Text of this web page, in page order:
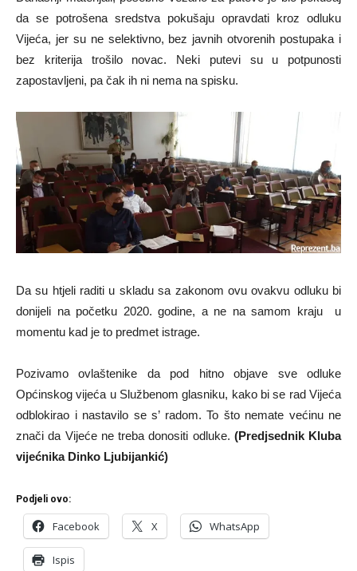
da se potrošena sredstva pokušaju opravdati kroz odluku
Vijeća, jer su ne selektivno, bez javnih otvorenih postupaka i
bez kriterija trošilo novac. Neki putevi su u potpunosti
zapostavljeni, pa čak ih ni nema na spisku.
Da su htjeli raditi u skladu sa zakonom ovu ovakvu odluku bi
donijeli na početku 2020. godine, a ne na samom kraju u
momentu kad je to predmet istrage.
Pozivamo ovlaštenike da pod hitno objave sve odluke
Općinskog vijeća u Službenom glasniku, kako bi se rad Vijeća
odblokirao i nastavilo se s’ radom. To što nemate većinu ne
znači da Vijeće ne treba donositi odluke. (Predjsednik Kluba
vijećnika Dinko Ljubijankić)
Podjeli ovo:
Facebook X WhatsApp
Ispis